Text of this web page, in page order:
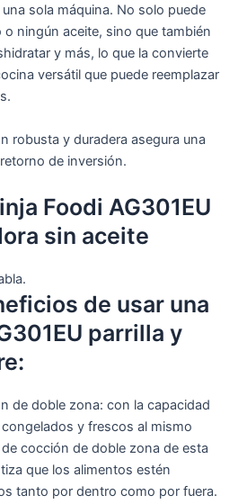
sola máquina. No solo puede
ningún aceite, sino que también
y más, lo que la convierte
versátil que puede reemplazar
robusta y duradera asegura una
de inversión.
Foodi AG301EU
sin aceite
de usar una
parrilla y
de doble zona: con la capacidad
y frescos al mismo
cocción de doble zona de esta
que los alimentos estén
tanto por dentro como por fuera.